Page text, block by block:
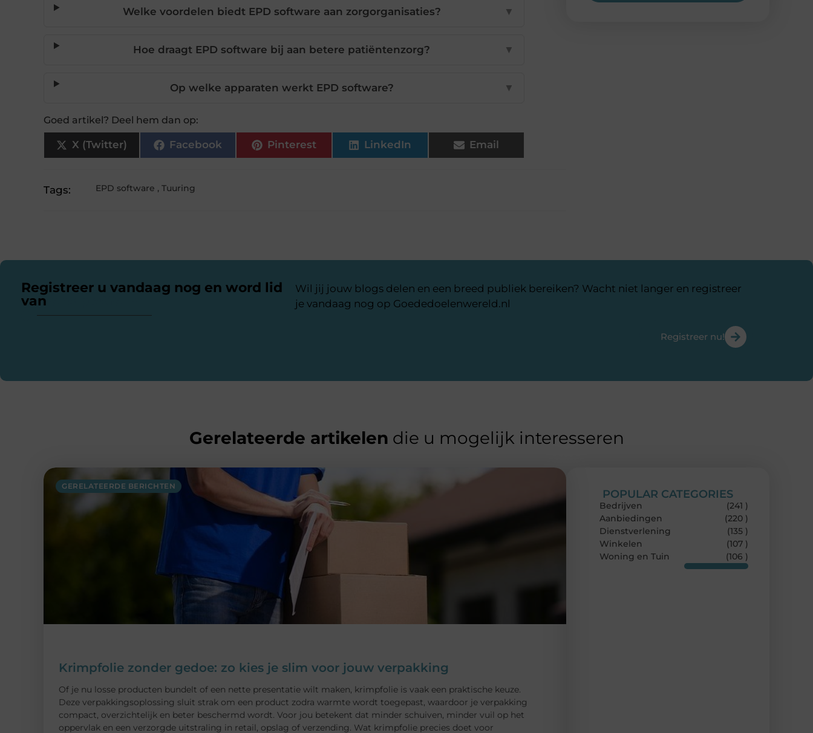
Welke voordelen biedt EPD software aan zorgorganisaties? ▼
Hoe draagt EPD software bij aan betere patiëntenzorg? ▼
Op welke apparaten werkt EPD software? ▼
Goed artikel? Deel hem dan op:
X (Twitter) Facebook Pinterest LinkedIn Email
Tags: EPD software ,Tuuring
Registreer u vandaag nog en word lid
van
Wil jij jouw blogs delen en een breed publiek bereiken? Wacht niet langer en registreer
je vandaag nog op Goededoelenwereld.nl
Registreer nu!
Gerelateerde artikelen die u mogelijk interesseren
GERELATEERDE BERICHTEN
Krimpfolie zonder gedoe: zo kies je slim voor jouw verpakking
Of je nu losse producten bundelt of een nette presentatie wilt maken, krimpfolie is vaak een praktische keuze.
Deze verpakkingsoplossing sluit strak om een product zodra warmte wordt toegepast, waardoor je verpakking
compact, overzichtelijk en beter beschermd wordt. Voor jou betekent dat minder schuiven, minder vuil op het
oppervlak en een verzorgde uitstraling in retail, opslag of verzending. Wat krimpfolie precies doet voor
POPULAR CATEGORIES
Bedrijven
(241 )
Aanbiedingen
(220 )
Dienstverlening
(135 )
Winkelen
(107 )
Woning en Tuin
(106 )